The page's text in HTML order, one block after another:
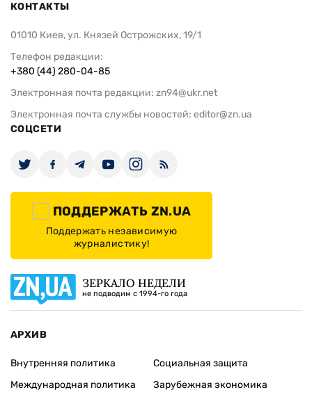
КОНТАКТЫ
01010 Киев, ул. Князей Острожских, 19/1
Телефон редакции:
+380 (44) 280-04-85
Электронная почта редакции: zn94@ukr.net
Электронная почта службы новостей: editor@zn.ua
СОЦСЕТИ
ПОДДЕРЖАТЬ ZN.UA
Поддержать независимую
журналистику!
ЗЕРКАЛО НЕДЕЛИ
не подводим с 1994-го года
АРХИВ
Внутренняя политика
Международная политика
Социальная защита
Зарубежная экономика